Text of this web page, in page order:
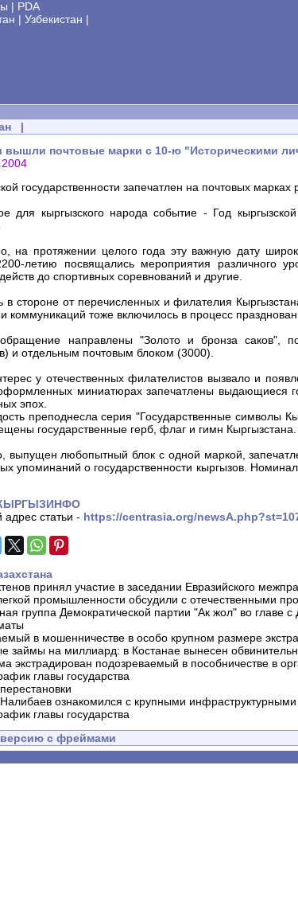
| PDA
| Узбекистан |
|
вышли почтовые марки с 10-ю "Историческими
государственности запечатлен на почтовых марках
для кыргызского народа событие - Год
на протяжении целого года эту важную дату
летию посвящались мероприятия различного
до спортивных соревнований и другие.
в стороне от перечисленных и филателия
коммуникаций тоже включилось в процесс
направлены "Золото и бронза саков",
и отдельным почтовым блоком (3000).
у отечественных филателистов вызвало и
миниатюрах запечатлены выдающиеся
эпох.
преподнесла серия "Государственные символы
государственные герб, флаг и гимн
выпущен любопытный блок с одной маркой,
упоминаний о государственности кыргызов.
статьи - https://centrasia.org/
принял участие в заседании Евразийского
промышленности обсудили с отечественными
группа Демократической партии "Ак жол" во главе
в мошенничестве в особо крупном размере
займы на миллиард: в Костанае вынесен
экстрадирован подозреваемый в пособничестве в
главы государства
ознакомился с крупными
главы государства
версию с фреймами